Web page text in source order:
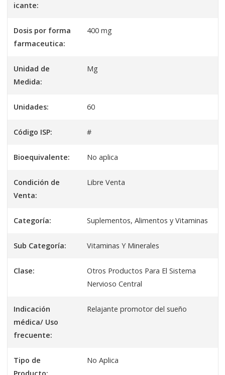
icante:
Dosis por forma
farmaceutica:
400 mg
Unidad de
Medida:
Mg
Unidades: 60
Código ISP: #
Bioequivalente: No aplica
Condición de
Venta:
Libre Venta
Categoría: Suplementos, Alimentos y Vitaminas
Sub Categoría: Vitaminas Y Minerales
Clase:
Otros Productos Para El Sistema
Nervioso Central
Indicación
médica/ Uso
frecuente:
Relajante promotor del sueño
Tipo de
No Aplica